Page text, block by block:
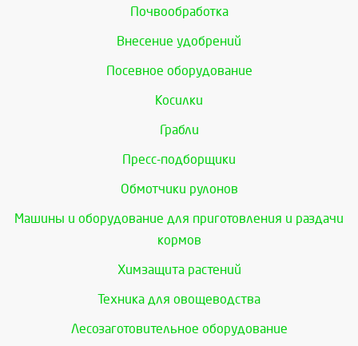
Почвообработка
Внесение удобрений
Посевное оборудование
Косилки
Грабли
Пресс-подборщики
Обмотчики рулонов
Машины и оборудование для приготовления и раздачи
кормов
Химзащита растений
Техника для овощеводства
Лесозаготовительное оборудование